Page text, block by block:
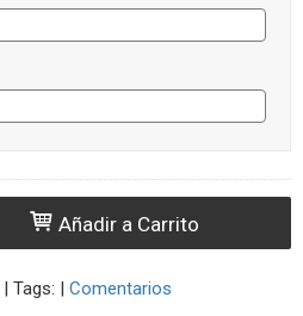
Añadir a Carrito
| Tags: | Comentarios